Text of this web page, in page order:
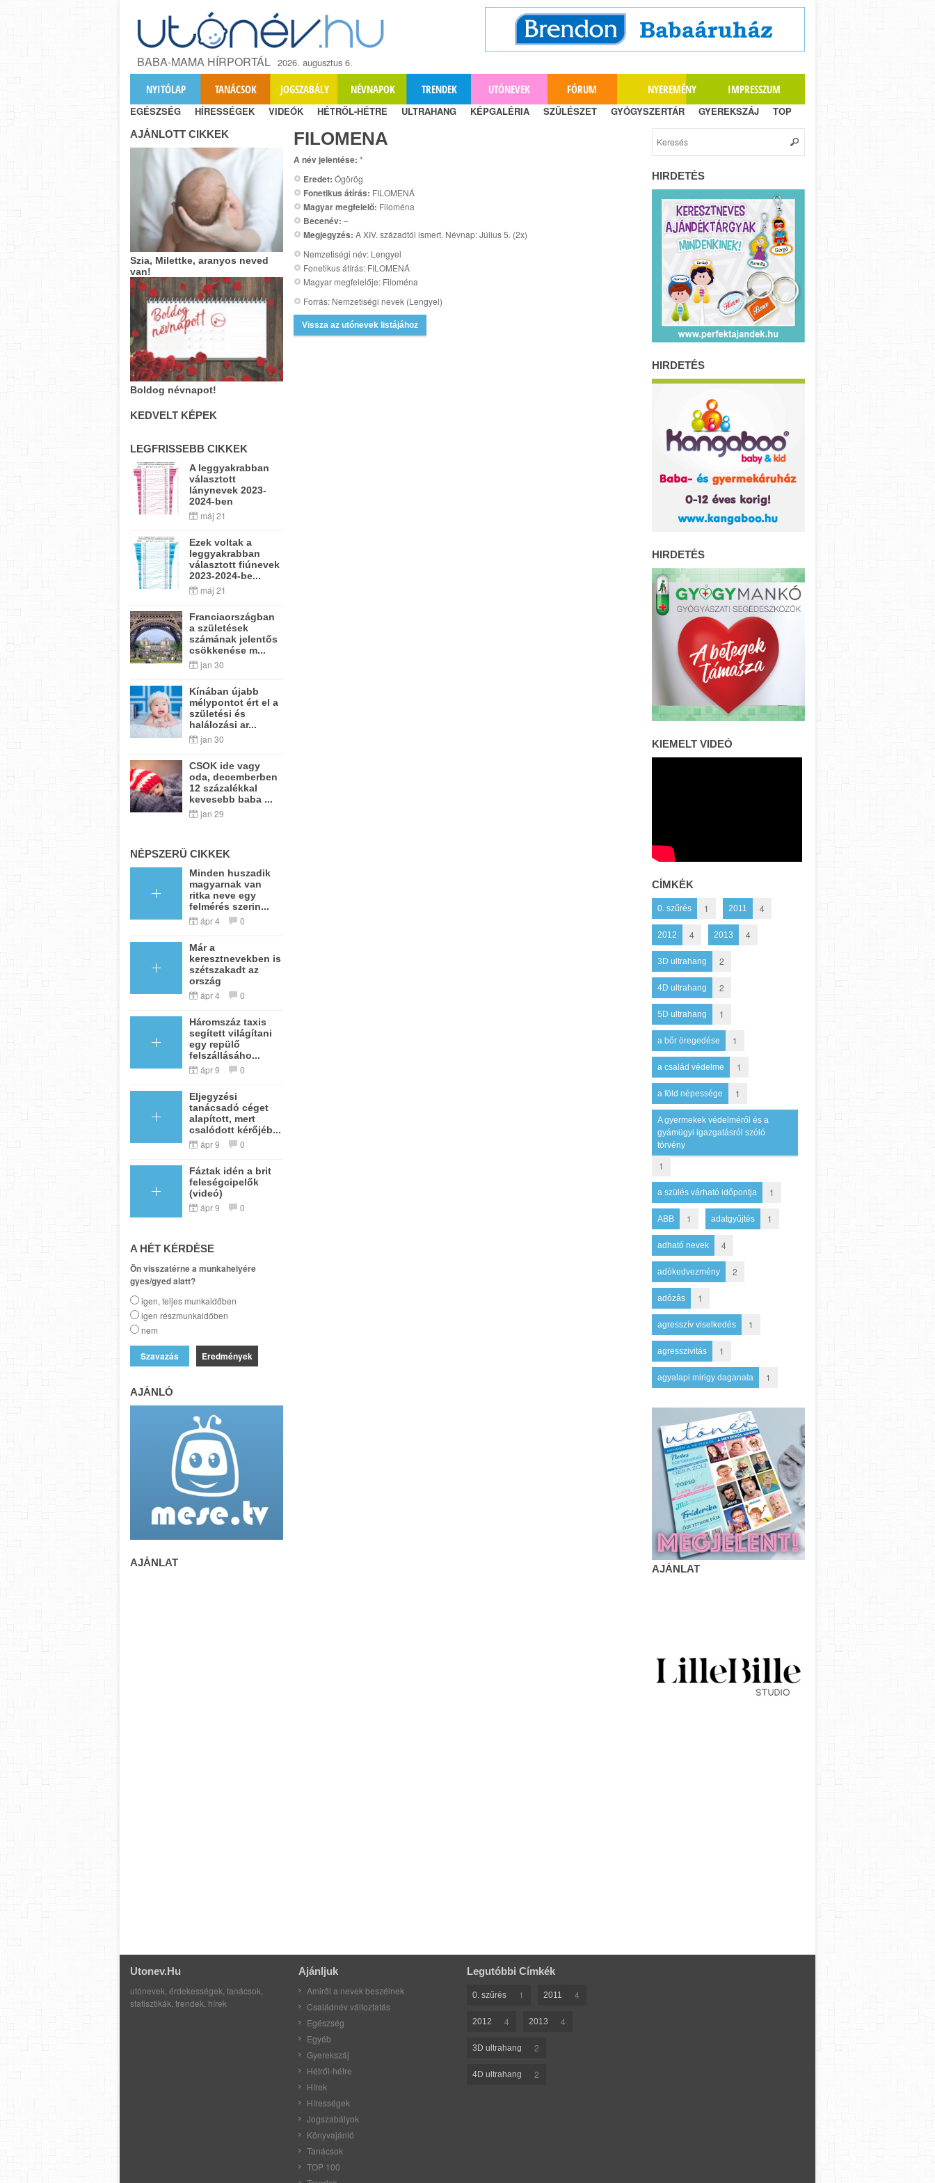
BABA-MAMA HÍRPORTÁL 2026. augusztus 6.
NYITÓLAP TANÁCSOK JOGSZABÁLY NÉVNAPOK TRENDEK UTÓNEVEK FÓRUM NYEREMÉNY IMPRESSZUM
EGÉSZSÉG HÍRESSÉGEK VIDEÓK HÉTRŐL-HÉTRE ULTRAHANG KÉPGALÉRIA SZÜLÉSZET GYÓGYSZERTÁR GYEREKSZÁJ TOP
FILOMENA
A név jelentése: *
Eredet: Ógörög
Fonetikus átírás: FILOMENÁ
Magyar megfelelő: Filoména
Becenév: –
Megjegyzés: A XIV. századtól ismert. Névnap: Július 5. (2x)
Nemzetiségi név: Lengyel
Fonetikus átírás: FILOMENÁ
Magyar megfelelője: Filoména
Forrás: Nemzetiségi nevek (Lengyel)
Vissza az utónevek listájához
AJÁNLOTT CIKKEK
Szia, Milettke, aranyos neved
van!
Boldog névnapot!
KEDVELT KÉPEK
LEGFRISSEBB CIKKEK
A leggyakrabban
választott
lánynevek 2023-
2024-ben
máj 21
Ezek voltak a
leggyakrabban
választott fiúnevek
2023-2024-be...
máj 21
Franciaországban
a születések
számának jelentős
csökkenése m...
jan 30
Kínában újabb
mélypontot ért el a
születési és
halálozási ar...
jan 30
CSOK ide vagy
oda, decemberben
12 százalékkal
kevesebb baba ...
jan 29
NÉPSZERŰ CIKKEK
Minden huszadik
magyarnak van
ritka neve egy
felmérés szerin...
ápr 4 0
Már a
keresztnevekben is
szétszakadt az
ország
ápr 4 0
Háromszáz taxis
segített világítani
egy repülő
felszállásáho...
ápr 9 0
Eljegyzési
tanácsadó céget
alapított, mert
csalódott kérőjéb...
ápr 9 0
Fáztak idén a brit
feleségcipelők
(videó)
ápr 9 0
A HÉT KÉRDÉSE
Ön visszatérne a munkahelyére
gyes/gyed alatt?
igen, teljes munkaidőben
igen részmunkaidőben
nem
Eredmények
AJÁNLÓ
AJÁNLAT
HIRDETÉS
HIRDETÉS
HIRDETÉS
KIEMELT VIDEÓ
CÍMKÉK
0. szűrés 1 2011 4
2012 4 2013 4
3D ultrahang 2
4D ultrahang 2
5D ultrahang 1
a bőr öregedése 1
a család védelme 1
a föld népessége 1
A gyermekek védelméről és a
gyámügyi igazgatásról szóló
törvény
1
a szülés várható időpontja 1
ABB 1 adatgyűjtés 1
adható nevek 4
adókedvezmény 2
adózás 1
agresszív viselkedés 1
agresszivitás 1
agyalapi mirigy daganata 1
AJÁNLAT
Utonev.hu
utónevek, érdekességek, tanácsok,
statisztikák, trendek, hírek
Ajánljuk
Amiről a nevek beszélnek
Családnév változtatás
Egészség
Egyéb
Gyerekszáj
Hétről-hétre
Hírek
Hírességek
Jogszabályok
Könyvajánló
Tanácsok
TOP 100
Legutóbbi Címkék
0. szűrés 1 2011 4
2012 4 2013 4
3D ultrahang 2
4D ultrahang 2